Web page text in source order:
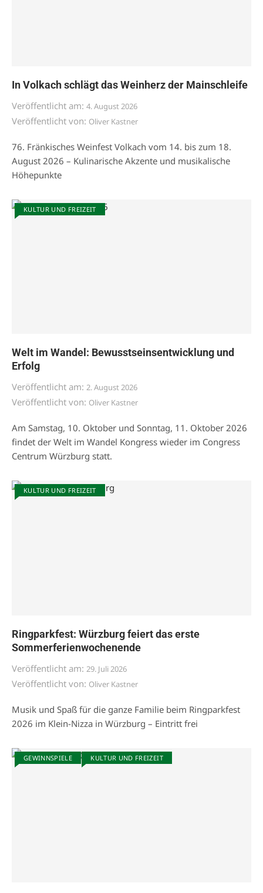
In Volkach schlägt das Weinherz der Mainschleife
Veröffentlicht am: 4. August 2026
Veröffentlicht von: Oliver Kastner
76. Fränkisches Weinfest Volkach vom 14. bis zum 18.
August 2026 – Kulinarische Akzente und musikalische
Höhepunkte
KULTUR UND FREIZEIT
Welt im Wandel: Bewusstseinsentwicklung und
Erfolg
Veröffentlicht am: 2. August 2026
Veröffentlicht von: Oliver Kastner
Am Samstag, 10. Oktober und Sonntag, 11. Oktober 2026
findet der Welt im Wandel Kongress wieder im Congress
Centrum Würzburg statt.
KULTUR UND FREIZEIT
Ringparkfest: Würzburg feiert das erste
Sommerferienwochenende
Veröffentlicht am: 29. Juli 2026
Veröffentlicht von: Oliver Kastner
Musik und Spaß für die ganze Familie beim Ringparkfest
2026 im Klein-Nizza in Würzburg – Eintritt frei
GEWINNSPIELE KULTUR UND FREIZEIT